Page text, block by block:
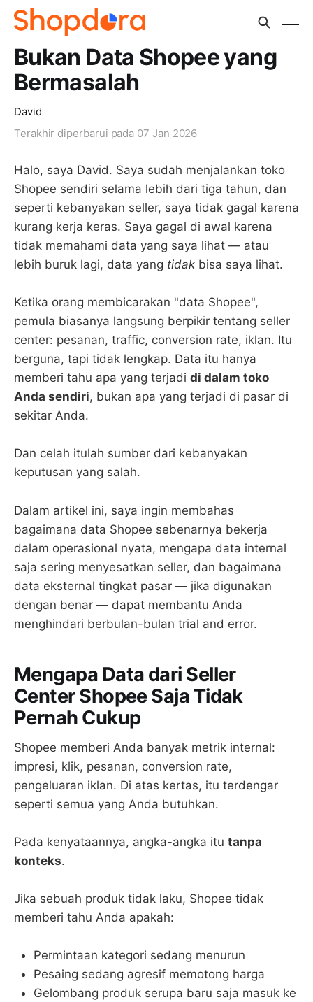
Bukan Data Shopee yang
Bermasalah
David
Terakhir diperbarui pada 07 Jan 2026
Halo, saya David. Saya sudah menjalankan toko
Shopee sendiri selama lebih dari tiga tahun, dan
seperti kebanyakan seller, saya tidak gagal karena
kurang kerja keras. Saya gagal di awal karena
tidak memahami data yang saya lihat — atau
lebih buruk lagi, data yang tidak bisa saya lihat.
Ketika orang membicarakan "data Shopee",
pemula biasanya langsung berpikir tentang seller
center: pesanan, traffic, conversion rate, iklan. Itu
berguna, tapi tidak lengkap. Data itu hanya
memberi tahu apa yang terjadi di dalam toko
Anda sendiri, bukan apa yang terjadi di pasar di
sekitar Anda.
Dan celah itulah sumber dari kebanyakan
keputusan yang salah.
Dalam artikel ini, saya ingin membahas
bagaimana data Shopee sebenarnya bekerja
dalam operasional nyata, mengapa data internal
saja sering menyesatkan seller, dan bagaimana
data eksternal tingkat pasar — jika digunakan
dengan benar — dapat membantu Anda
menghindari berbulan-bulan trial and error.
Mengapa Data dari Seller
Center Shopee Saja Tidak
Pernah Cukup
Shopee memberi Anda banyak metrik internal:
impresi, klik, pesanan, conversion rate,
pengeluaran iklan. Di atas kertas, itu terdengar
seperti semua yang Anda butuhkan.
Pada kenyataannya, angka-angka itu tanpa
konteks.
Jika sebuah produk tidak laku, Shopee tidak
memberi tahu Anda apakah:
Permintaan kategori sedang menurun
Pesaing sedang agresif memotong harga
Gelombang produk serupa baru saja masuk ke